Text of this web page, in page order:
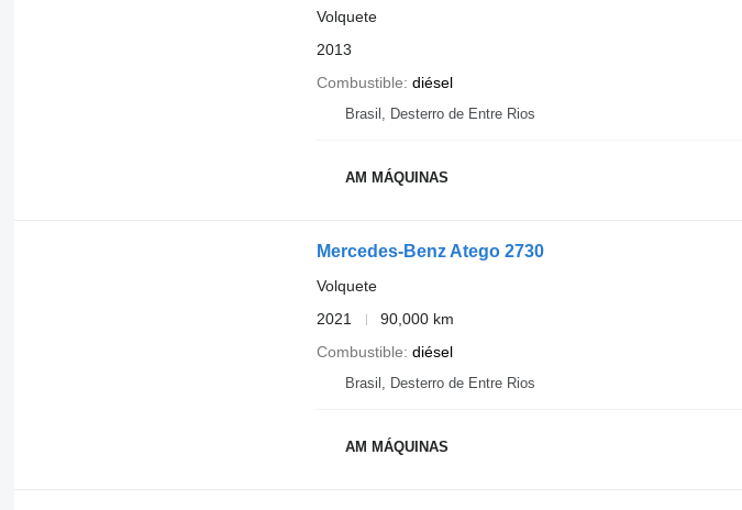
Volquete
2013
Combustible diésel
Brasil, Desterro de Entre Rios
AM MÁQUINAS
Mercedes-Benz Atego 2730
Volquete
2021
90,000 km
Combustible diésel
Brasil, Desterro de Entre Rios
AM MÁQUINAS